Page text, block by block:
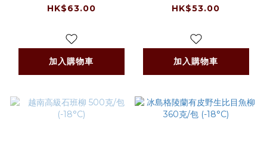
Sealord Crisp Hoki
,400克 / 包 +/-5%
(急凍 -18°C)
HK$63.00
加入購物車
Caught Salmon
-18C)
HK$53.00
加入購物車